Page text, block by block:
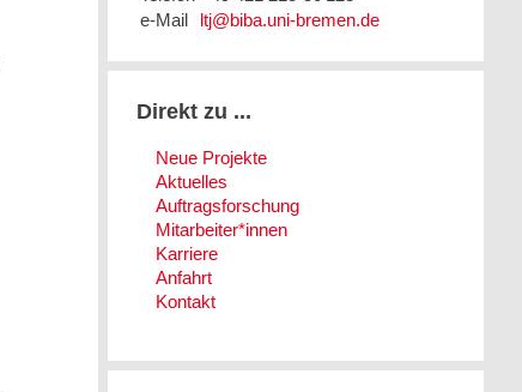
e-Mail
Direkt zu ...
Neue Projekte
Aktuelles
Auftragsforschung
Mitarbeiter*innen
Karriere
Anfahrt
Kontakt